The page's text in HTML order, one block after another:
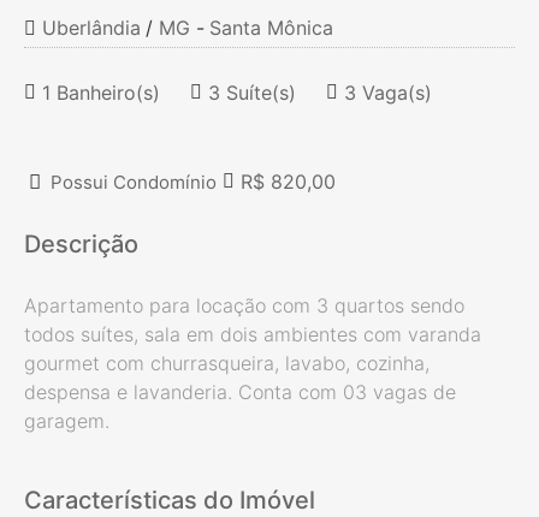
Uberlândia / MG - Santa Mônica
1 Banheiro(s) 3 Suíte(s) 3 Vaga(s)
Possui Condomínio R$ 820,00
Descrição
Apartamento para locação com 3 quartos sendo
todos suítes, sala em dois ambientes com varanda
gourmet com churrasqueira, lavabo, cozinha,
despensa e lavanderia. Conta com 03 vagas de
garagem.
Características do Imóvel